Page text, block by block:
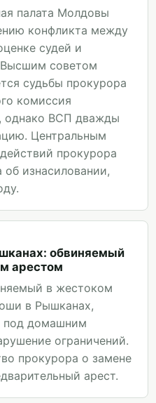
палата Молдовы
конфликта между
судей и
Высшим советом
судьбы прокурора
комиссия
однако ВСП дважды
Центральным
прокурора
изнасиловании,
обвиняемый
арестом
в жестоком
в Рышканах,
под домашним
ограничений.
прокурора о замене
арест.